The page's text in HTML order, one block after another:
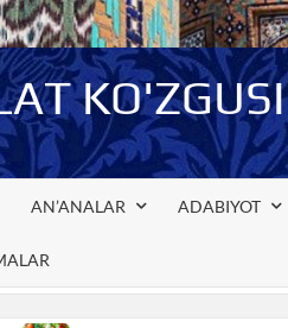
KO'ZGUSI
AN’ANALAR ADABIYOT